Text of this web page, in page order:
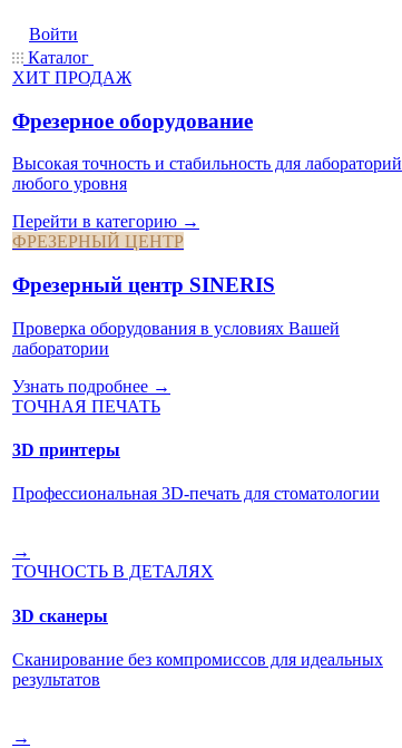
Войти
Каталог
ХИТ ПРОДАЖ
Фрезерное оборудование
Высокая точность и стабильность для лабораторий
любого уровня
Перейти в категорию →
ФРЕЗЕРНЫЙ ЦЕНТР
Фрезерный центр SINERIS
Проверка оборудования в условиях Вашей
лаборатории
Узнать подробнее →
ТОЧНАЯ ПЕЧАТЬ
3D принтеры
Профессиональная 3D-печать для стоматологии
→
ТОЧНОСТЬ В ДЕТАЛЯХ
3D сканеры
Сканирование без компромиссов для идеальных
результатов
→